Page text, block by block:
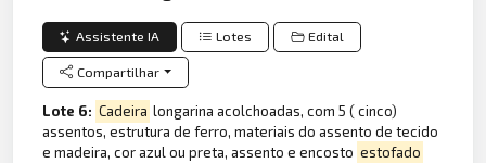
Assistente IA Lotes Edital
Compartilhar
Lote 6: Cadeira longarina acolchoadas, com 5 ( cinco)
assentos, estrutura de ferro, materiais do assento de tecido
e madeira, cor azul ou preta, assento e encosto estofado